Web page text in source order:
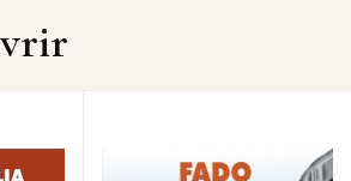
revolution was held in a
the dictatorship regime was
More than a simple deposition